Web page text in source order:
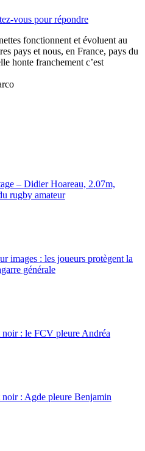
vous pour répondre
fonctionnent et évoluent au
pays et nous, en France, pays du
honte franchement c’est
– Didier Hoareau, 2.07m,
rugby amateur
images : les joueurs protègent la
générale
noir : le FCV pleure Andréa
noir : Agde pleure Benjamin